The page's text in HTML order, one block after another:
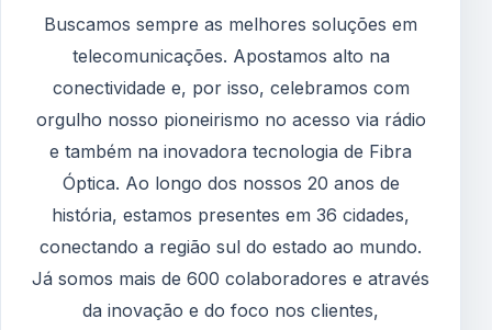
Buscamos sempre as melhores soluções em
telecomunicações. Apostamos alto na
conectividade e, por isso, celebramos com
orgulho nosso pioneirismo no acesso via rádio
e também na inovadora tecnologia de Fibra
Óptica. Ao longo dos nossos 20 anos de
história, estamos presentes em 36 cidades,
conectando a região sul do estado ao mundo.
Já somos mais de 600 colaboradores e através
da inovação e do foco nos clientes,